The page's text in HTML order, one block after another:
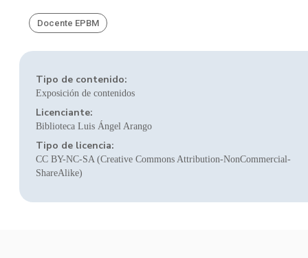
Docente EPBM
Tipo de contenido:
Exposición de contenidos
Licenciante:
Biblioteca Luis Ángel Arango
Tipo de licencia:
CC BY-NC-SA (Creative Commons Attribution-NonCommercial-
ShareAlike)